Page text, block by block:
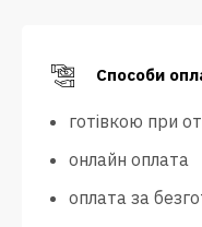
Способи
готівкою при
онлайн оплата
оплата за